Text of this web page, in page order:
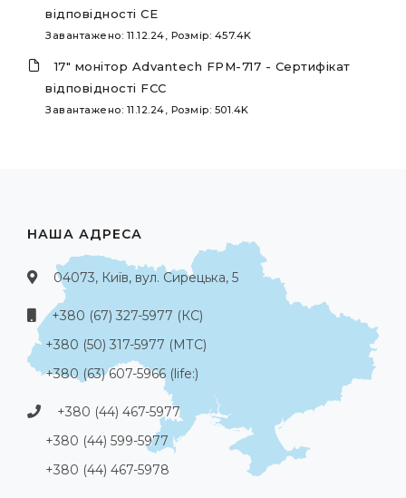
відповідності CE
Завантажено: 11.12.24, Розмір: 457.4K
17" монітор Advantech FPM-717 - Сертифікат
відповідності FCC
Завантажено: 11.12.24, Розмір: 501.4K
НАША АДРЕСА
04073, Київ, вул. Сирецька, 5
+380 (67) 327-5977 (КС)
+380 (50) 317-5977 (МТС)
+380 (63) 607-5966 (life:)
+380 (44) 467-5977
+380 (44) 599-5977
+380 (44) 467-5978